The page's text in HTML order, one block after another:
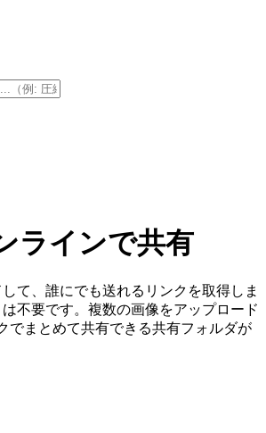
ラインで共有
て、誰にでも送れるリンクを取得しま
不要です。複数の画像をアップロード
でまとめて共有できる共有フォルダが